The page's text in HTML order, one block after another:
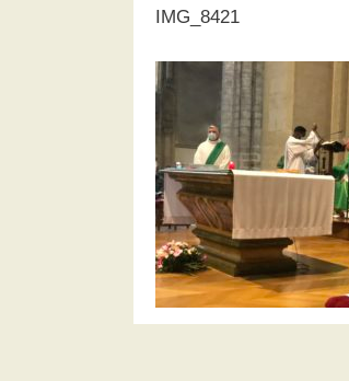
IMG_8421